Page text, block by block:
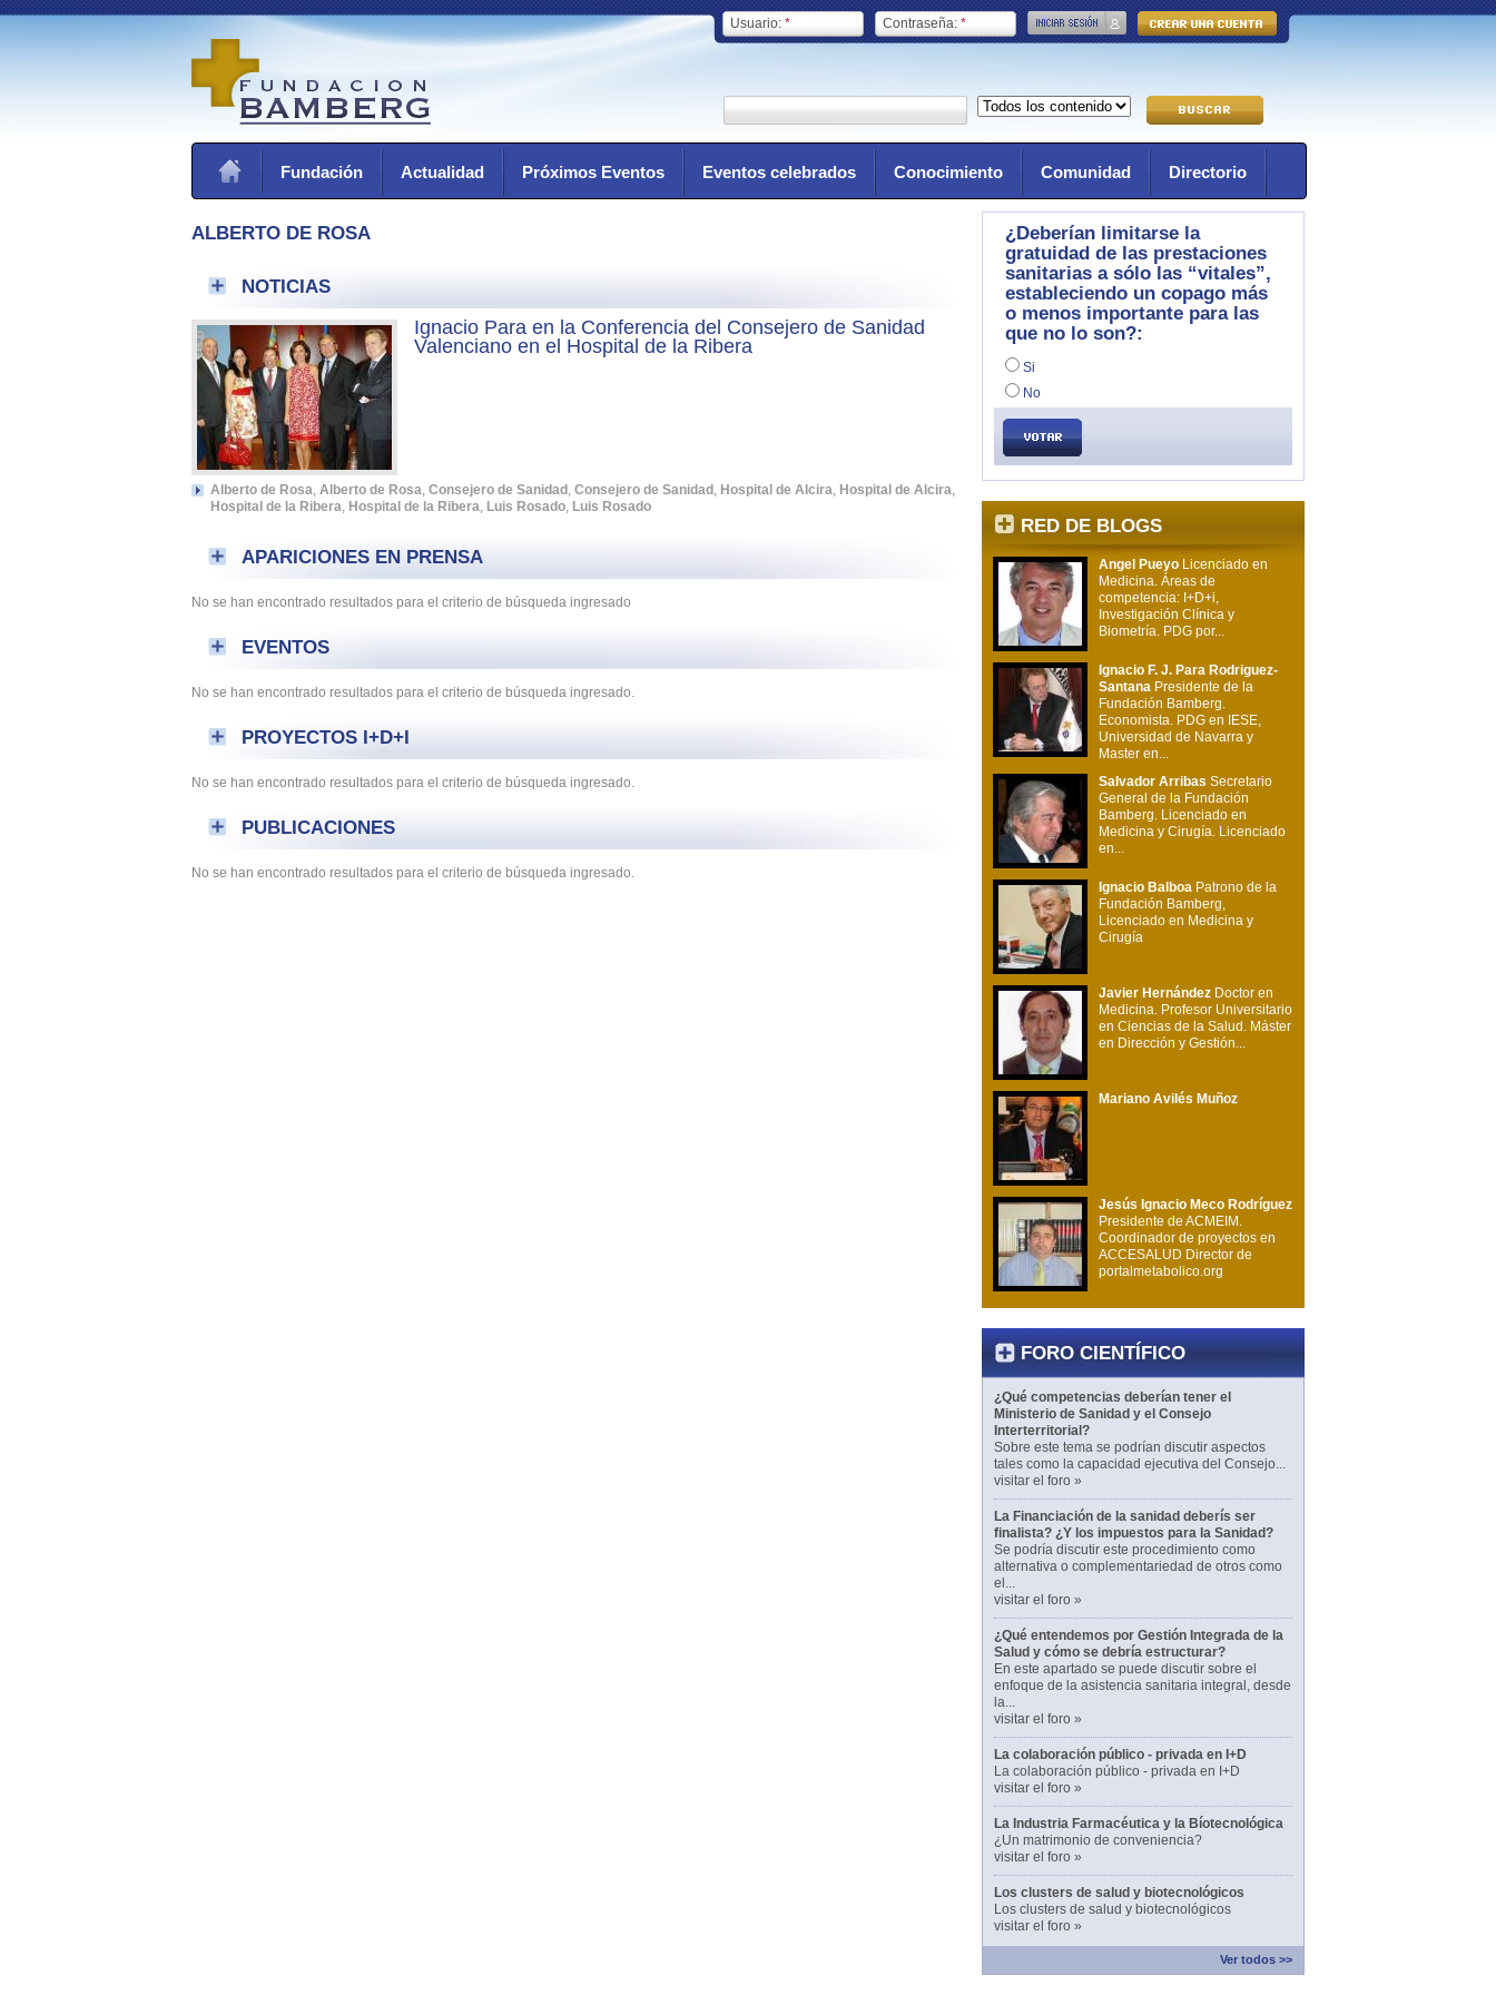
Usuario: * Contraseña: *
Fundación Actualidad Próximos Eventos Eventos celebrados Conocimiento Comunidad Directorio
¿Deberían limitarse la
gratuidad de las prestaciones
sanitarias a sólo las “vitales”,
estableciendo un copago más
o menos importante para las
que no lo son?:
Si
No
RED DE BLOGS
Angel Pueyo Licenciado en
Medicina. Áreas de
competencia: I+D+i,
Investigación Clínica y
Biometría. PDG por...
Ignacio F. J. Para Rodriguez-
Santana Presidente de la
Fundación Bamberg.
Economista. PDG en IESE,
Universidad de Navarra y
Master en...
Salvador Arribas Secretario
General de la Fundación
Bamberg. Licenciado en
Medicina y Cirugía. Licenciado
en...
Ignacio Balboa Patrono de la
Fundación Bamberg,
Licenciado en Medicina y
Cirugía
Javier Hernández Doctor en
Medicina. Profesor Universitario
en Ciencias de la Salud. Máster
en Dirección y Gestión...
Mariano Avilés Muñoz
Jesús Ignacio Meco Rodríguez
Presidente de ACMEIM.
Coordinador de proyectos en
ACCESALUD Director de
portalmetabolico.org
FORO CIENTÍFICO
¿Qué competencias deberían tener el
Ministerio de Sanidad y el Consejo
Interterritorial?
Sobre este tema se podrían discutir aspectos
tales como la capacidad ejecutiva del Consejo...
visitar el foro »
La Financiación de la sanidad deberís ser
finalista? ¿Y los impuestos para la Sanidad?
Se podría discutir este procedimiento como
alternativa o complementariedad de otros como
el...
visitar el foro »
¿Qué entendemos por Gestión Integrada de la
Salud y cómo se debría estructurar?
En este apartado se puede discutir sobre el
enfoque de la asistencia sanitaria integral, desde
la...
visitar el foro »
La colaboración público - privada en I+D
La colaboración público - privada en I+D
visitar el foro »
La Industria Farmacéutica y la Bíotecnológica
¿Un matrimonio de conveniencia?
visitar el foro »
Los clusters de salud y biotecnológicos
Los clusters de salud y biotecnológicos
visitar el foro »
Ver todos >>
ALBERTO DE ROSA
NOTICIAS
Ignacio Para en la Conferencia del Consejero de Sanidad
Valenciano en el Hospital de la Ribera
Alberto de Rosa Alberto de Rosa Consejero de Sanidad Consejero de Sanidad Hospital de Alcira Hospital de Alcira
Hospital de la Ribera Hospital de la Ribera Luis Rosado Luis Rosado
APARICIONES EN PRENSA
No se han encontrado resultados para el criterio de búsqueda ingresado
EVENTOS
No se han encontrado resultados para el criterio de búsqueda ingresado.
PROYECTOS I+D+I
No se han encontrado resultados para el criterio de búsqueda ingresado.
PUBLICACIONES
No se han encontrado resultados para el criterio de búsqueda ingresado.